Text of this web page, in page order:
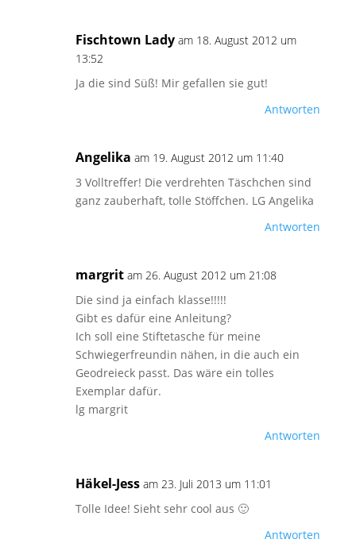
Fischtown Lady am 18. August 2012 um
13:52
Ja die sind Süß! Mir gefallen sie gut!
Antworten
Angelika am 19. August 2012 um 11:40
3 Volltreffer! Die verdrehten Täschchen sind
ganz zauberhaft, tolle Stöffchen. LG Angelika
Antworten
margrit am 26. August 2012 um 21:08
Die sind ja einfach klasse!!!!!
Gibt es dafür eine Anleitung?
Ich soll eine Stiftetasche für meine
Schwiegerfreundin nähen, in die auch ein
Geodreieck passt. Das wäre ein tolles
Exemplar dafür.
lg margrit
Antworten
Häkel-Jess am 23. Juli 2013 um 11:01
Tolle Idee! Sieht sehr cool aus 🙂
Antworten